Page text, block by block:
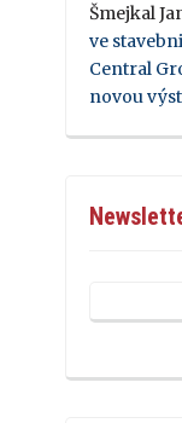
Šmejkal
ve
Central
novou